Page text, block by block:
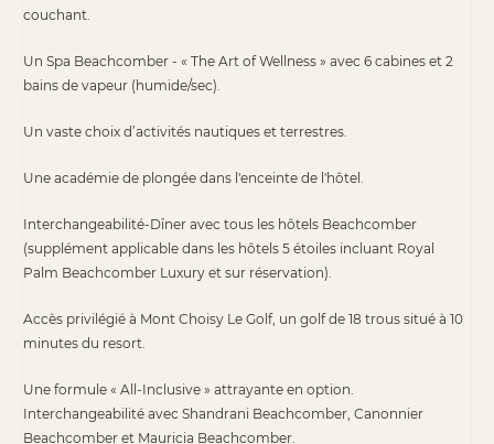
couchant.
Un Spa Beachcomber - « The Art of Wellness » avec 6 cabines et 2
bains de vapeur (humide/sec).
Un vaste choix d’activités nautiques et terrestres.
Une académie de plongée dans l'enceinte de l'hôtel.
Interchangeabilité-Dîner avec tous les hôtels Beachcomber
(supplément applicable dans les hôtels 5 étoiles incluant Royal
Palm Beachcomber Luxury et sur réservation).
Accès privilégié à Mont Choisy Le Golf, un golf de 18 trous situé à 10
minutes du resort.
Une formule « All-Inclusive » attrayante en option.
Interchangeabilité avec Shandrani Beachcomber, Canonnier
Beachcomber et Mauricia Beachcomber.